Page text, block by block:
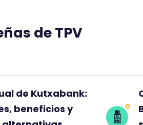
de TPV
de Kutxabank:
beneficios y